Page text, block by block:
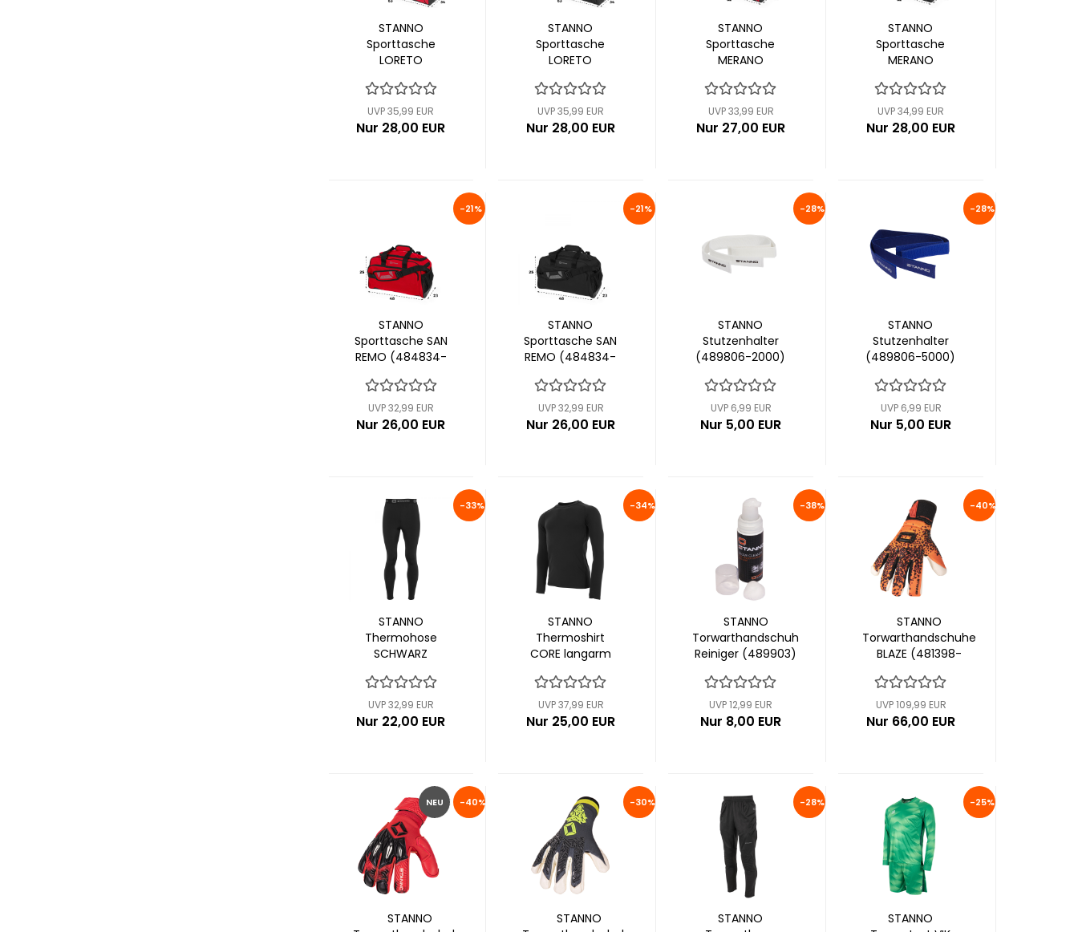
STANNO
Sporttasche
LORETO
UVP 35,99 EUR
Nur 28,00 EUR
STANNO
Sporttasche
LORETO
UVP 35,99 EUR
Nur 28,00 EUR
STANNO
Sporttasche
MERANO
UVP 33,99 EUR
Nur 27,00 EUR
STANNO
Sporttasche
MERANO
UVP 34,99 EUR
Nur 28,00 EUR
-21%
STANNO
Sporttasche SAN
REMO (484834-
UVP 32,99 EUR
Nur 26,00 EUR
-21%
STANNO
Sporttasche SAN
REMO (484834-
UVP 32,99 EUR
Nur 26,00 EUR
-28%
STANNO
Stutzenhalter
(489806-2000)
UVP 6,99 EUR
Nur 5,00 EUR
-28%
STANNO
Stutzenhalter
(489806-5000)
UVP 6,99 EUR
Nur 5,00 EUR
-33%
STANNO
Thermohose
SCHWARZ
UVP 32,99 EUR
Nur 22,00 EUR
-34%
STANNO
Thermoshirt
CORE langarm
UVP 37,99 EUR
Nur 25,00 EUR
-38%
STANNO
Torwarthandschuh
Reiniger (489903)
UVP 12,99 EUR
Nur 8,00 EUR
-40%
STANNO
Torwarthandschuhe
BLAZE (481398-
UVP 109,99 EUR
Nur 66,00 EUR
NEU -40%
STANNO
-30%
STANNO
-28%
STANNO
-25%
STANNO